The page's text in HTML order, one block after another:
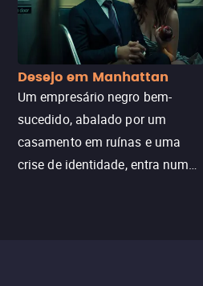
Desejo em Manhattan
Um empresário negro bem-
sucedido, abalado por um
casamento em ruínas e uma
crise de identidade, entra num